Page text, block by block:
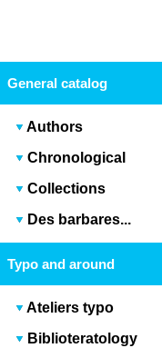
General catalog
Authors
Chronological
Collections
Des barbares...
Typo and around
Ateliers typo
Biblioteratology